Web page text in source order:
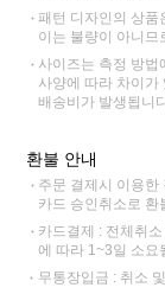
패턴 디자인의 상품
이는 불량이 아니므
사이즈는 측정 방법
사양에 따라 차이가
배송비가 발생됩니
환불 안내
주문 결제시 이용한
카드 승인취소로 환
카드결제 : 전체취
에 따라 1~3일 소요
무통장입금 : 취소